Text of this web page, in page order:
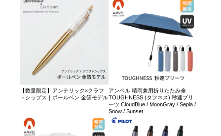
【数量限定】アンテリック×クラフ
トシップス｜ボールペン 金箔モデル
アンベル 晴雨兼用折りたたみ傘
TOUGHNESS (タフネス) 秒速プリ
ーツ CloudBlue / MoonGray / Sepia /
Snow / Sunset